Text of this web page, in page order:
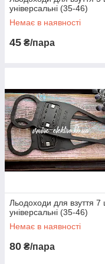
Льодоходи накладки
Гумові накладки з
дуже зручні у
набагато легше
по слизькій дорозі
Прекрасно
повсякденного
універсальні (35-46)
Немає в наявності
45 ₴/пара
Льодоходи для взуття 7
універсальні (35-46)
Немає в наявності
80 ₴/пара